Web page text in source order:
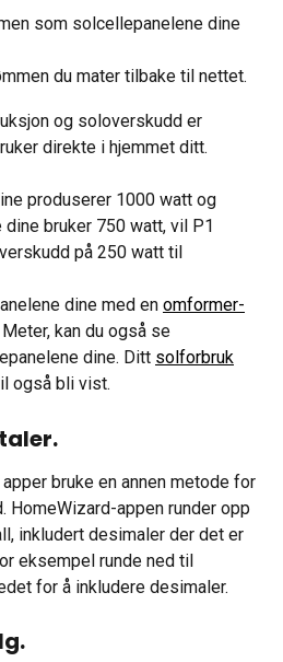
som solcellepanelene dine
du mater tilbake til nettet.
og soloverskudd er
direkte i hjemmet ditt.
produserer 1000 watt og
bruker 750 watt, vil P1
på 250 watt til
dine med en omformer-
kan du også se
dine. Ditt solforbruk
også bli vist.
bruke en annen metode for
HomeWizard-appen runder opp
inkludert desimaler der det er
eksempel runde ned til
for å inkludere desimaler.